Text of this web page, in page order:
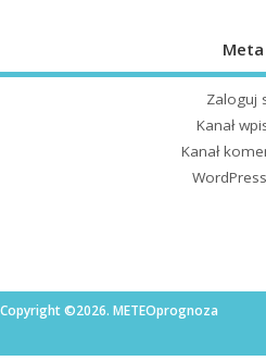
Meta
Zaloguj
Kanał
Kanał
Copyright ©2026. METEOprognoza